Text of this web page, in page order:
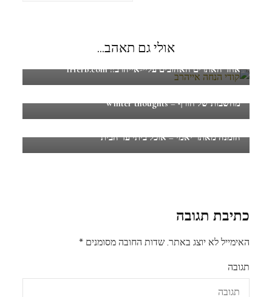
אולי גם תאהב...
אחד האתרים האהובים עליי-אייהרב!! IHerb.com
מחשבות של חורף – Winter thoughts
הזמנה מאתר יאמי – אוכל ביתי עד הבית
כתיבת תגובה
האימייל לא יוצג באתר. שדות החובה מסומנים*
תגובה